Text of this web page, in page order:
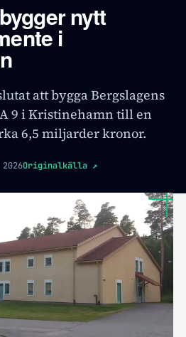
nytt
i
att bygga Bergslagens
9 i Kristinehamn till en
6,5 miljarder kronor.
Originalkälla ↗